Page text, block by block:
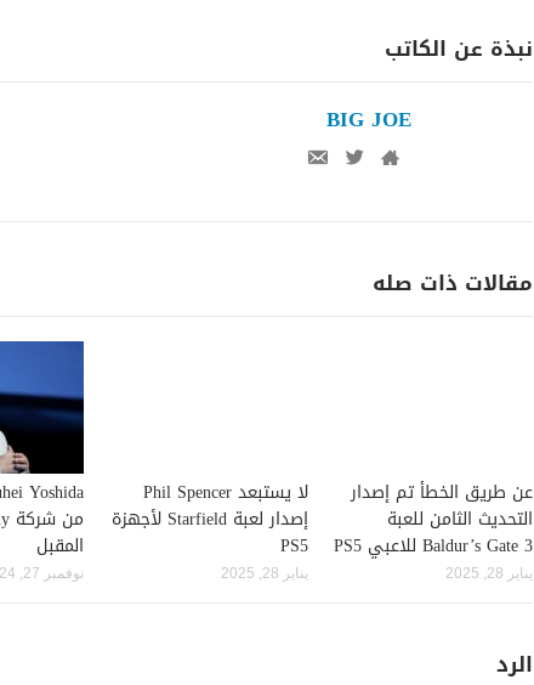
نبذة عن الكاتب
BIG JOE
مقالات ذات صله
عن طريق الخطأ تم إصدار
التحديث الثامن للعبة
Baldur’s Gate 3 للاعبي PS5
يناير 28, 2025
لا يستبعد Phil Spencer
إصدار لعبة Starfield لأجهزة
PS5
يناير 28, 2025
المقبل
نوفمبر 27, 2024
الرد